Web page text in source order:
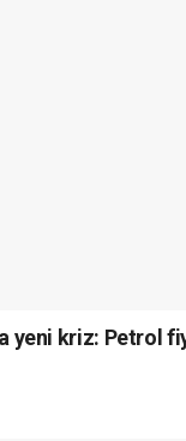
yeni kriz: Petrol